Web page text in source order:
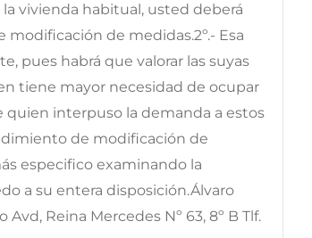
vivienda habitual, usted deberá
de medidas.2º.- Esa
pues habrá que valorar las suyas
tiene mayor necesidad de ocupar
quien interpuso la demanda a estos
de modificación de
especifico examinando la
a su entera disposición.Álvaro
Reina Mercedes Nº 63, 8º B Tlf.